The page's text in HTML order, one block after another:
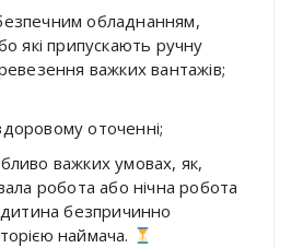
обладнанням,
які припускають ручну
важких вантажів;
оточенні;
важких умовах, як,
робота або нічна робота
безпричинно
наймача.